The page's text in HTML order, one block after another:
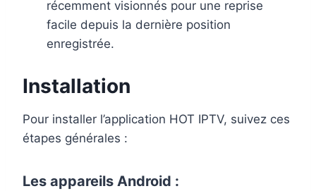
récemment visionnés pour une reprise
facile depuis la dernière position
enregistrée.
Installation
Pour installer l’application HOT IPTV, suivez ces
étapes générales :
Les appareils Android :